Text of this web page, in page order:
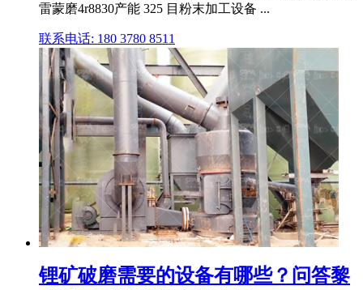
雷蒙磨4r8830产能 325 目粉末加工设备 ...
联系电话: 180 3780 8511
锂矿破磨需要的设备有哪些？问答黎